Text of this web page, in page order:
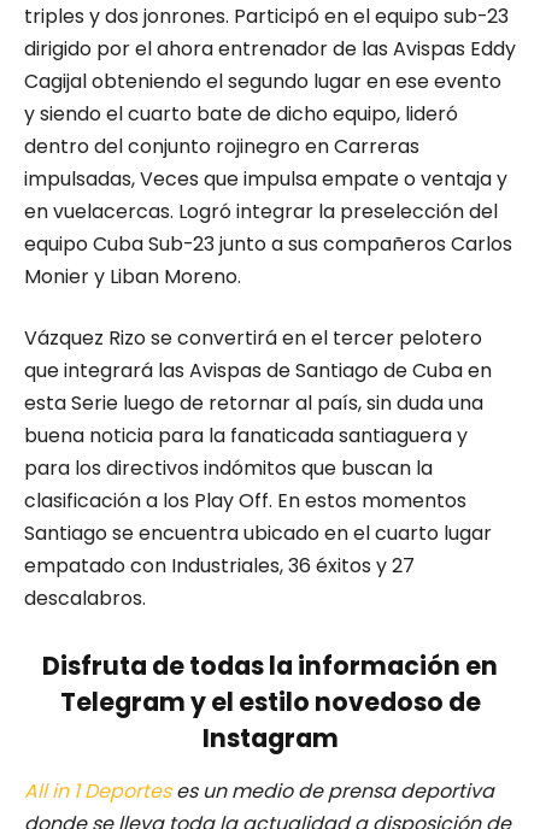
triples y dos jonrones. Participó en el equipo sub-23
dirigido por el ahora entrenador de las Avispas Eddy
Cagijal obteniendo el segundo lugar en ese evento
y siendo el cuarto bate de dicho equipo, lideró
dentro del conjunto rojinegro en Carreras
impulsadas, Veces que impulsa empate o ventaja y
en vuelacercas. Logró integrar la preselección del
equipo Cuba Sub-23 junto a sus compañeros Carlos
Monier y Liban Moreno.
Vázquez Rizo se convertirá en el tercer pelotero
que integrará las Avispas de Santiago de Cuba en
esta Serie luego de retornar al país, sin duda una
buena noticia para la fanaticada santiaguera y
para los directivos indómitos que buscan la
clasificación a los Play Off. En estos momentos
Santiago se encuentra ubicado en el cuarto lugar
empatado con Industriales, 36 éxitos y 27
descalabros.
Disfruta de todas la información en
Telegram y el estilo novedoso de
Instagram
All in 1 Deporteses un medio de prensa deportiva